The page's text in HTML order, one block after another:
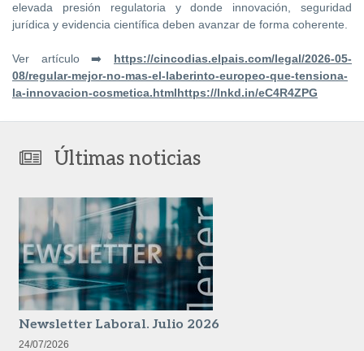
elevada presión regulatoria y donde innovación, seguridad
jurídica y evidencia científica deben avanzar de forma coherente.
Ver artículo ➡️ https://cincodias.elpais.com/legal/2026-05-
08/regular-mejor-no-mas-el-laberinto-europeo-que-tensiona-
la-innovacion-cosmetica.htmlhttps://lnkd.in/eC4R4ZPG
Últimas noticias
Newsletter Laboral. Julio 2026
24/07/2026